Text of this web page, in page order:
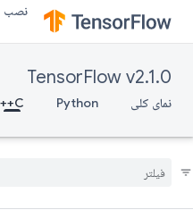
نصب
TensorFlow v2.1.0
نمای کلی Python
C++
tensorflow::ops::Bincount
tensorflow::ops::Bucketize
tensorflow::ops::Cast::Attrs
tensorflow::ops::Ceil
tensorflow::ops::CompareAnd
Complex